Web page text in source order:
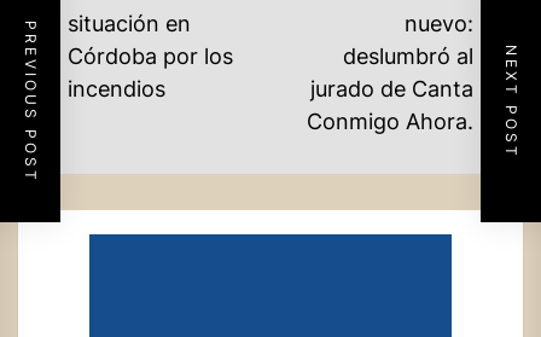
PREVIOUS POST NEXT POST
DE
ENTRADAS
Previous
post:
situación en
Córdoba por los
incendios
nuevo:
deslumbró al
jurado de Canta
Conmigo Ahora.